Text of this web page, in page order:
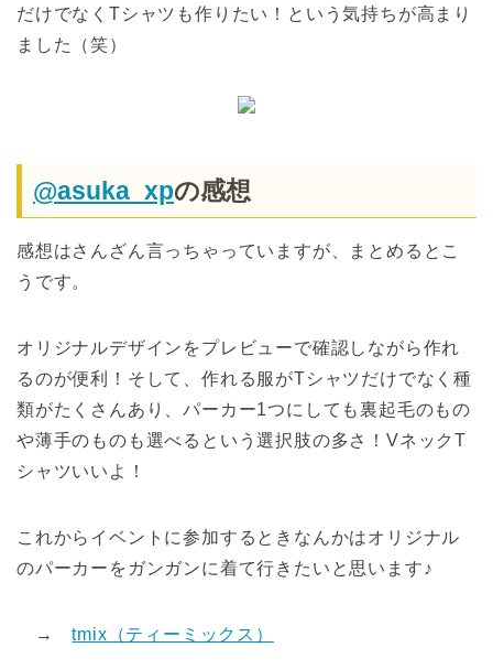
だけでなくTシャツも作りたい！という気持ちが高まり
ました（笑）
@asuka_xpの感想
感想はさんざん言っちゃっていますが、まとめるとこ
うです。
オリジナルデザインをプレビューで確認しながら作れ
るのが便利！そして、作れる服がTシャツだけでなく種
類がたくさんあり、パーカー1つにしても裏起毛のもの
や薄手のものも選べるという選択肢の多さ！VネックT
シャツいいよ！
これからイベントに参加するときなんかはオリジナル
のパーカーをガンガンに着て行きたいと思います♪
→tmix（ティーミックス）